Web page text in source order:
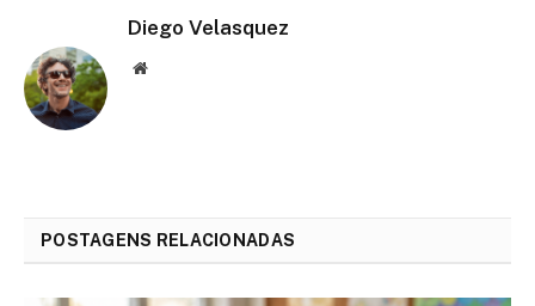
Diego Velasquez
Website
POSTAGENS RELACIONADAS